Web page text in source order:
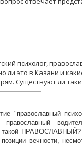
психолог,
ли это в Казани и
Существуют ли
"православный
такой
вечности,